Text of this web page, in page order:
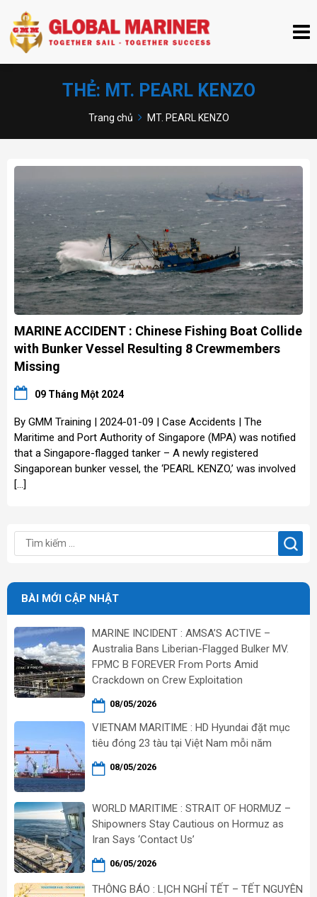
THẺ: MT. PEARL KENZO
Trang chủ MT. PEARL KENZO
MARINE ACCIDENT : Chinese Fishing Boat Collide
with Bunker Vessel Resulting 8 Crewmembers
Missing
09 Tháng Một 2024
By GMM Training | 2024-01-09 | Case Accidents | The
Maritime and Port Authority of Singapore (MPA) was notified
that a Singapore-flagged tanker – A newly registered
Singaporean bunker vessel, the ‘PEARL KENZO,’ was involved
[…]
BÀI MỚI CẬP NHẬT
MARINE INCIDENT : AMSA’S ACTIVE –
Australia Bans Liberian-Flagged Bulker MV.
FPMC B FOREVER From Ports Amid
Crackdown on Crew Exploitation
08/05/2026
VIETNAM MARITIME : HD Hyundai đặt mục
tiêu đóng 23 tàu tại Việt Nam mỗi năm
08/05/2026
WORLD MARITIME : STRAIT OF HORMUZ –
Shipowners Stay Cautious on Hormuz as
Iran Says ‘Contact Us’
06/05/2026
THÔNG BÁO : LỊCH NGHỈ TẾT – TẾT NGUYÊN